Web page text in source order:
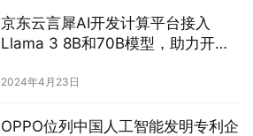
京东云言犀AI开发计算平台接入
Llama 3 8B和70B模型，助力开发
2024年4月23日
OPPO位列中国人工智能发明专利企